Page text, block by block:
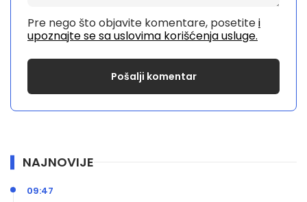
Pre nego što objavite komentare, posetitei
upoznajte se sa uslovima korišćenja usluge.
NAJNOVIJE
09:47